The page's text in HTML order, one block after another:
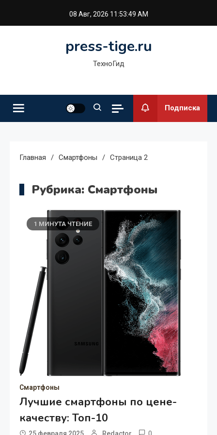
08 Авг, 2026 11:53:50 AM
press-tige.ru
ТехноГид
Подписка
Главная Смартфоны Страница 2
Рубрика: Смартфоны
1 МИНУТА ЧТЕНИЕ
Смартфоны
Лучшие смартфоны по цене-
качеству: Топ-10